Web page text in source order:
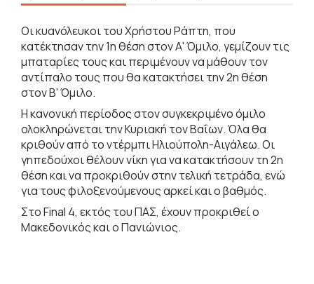
Οι κυανόλευκοι του Χρήστου Ράπτη, που
κατέκτησαν την 1η θέση στον Α' Όμιλο, γεμίζουν τις
μπαταρίες τους και περιμένουν να μάθουν τον
αντίπαλο τους που θα κατακτήσει την 2η θέση
στον Β' Όμιλο.
Η κανονική περίοδος στον συγκεκριμένο όμιλο
ολοκληρώνεται την Κυριακή τον Βαΐων. Όλα θα
κριθούν από το ντέρμπι Ηλιούπολη-Αιγάλεω. Οι
γηπεδούχοι θέλουν νίκη για να κατακτήσουν τη 2η
θέση και να προκριθούν στην τελική τετράδα, ενώ
για τους φιλοξενούμενους αρκεί και ο βαθμός.
Στο Final 4, εκτός του ΠΑΣ, έχουν προκριθεί ο
Μακεδονικός και ο Πανιώνιος.